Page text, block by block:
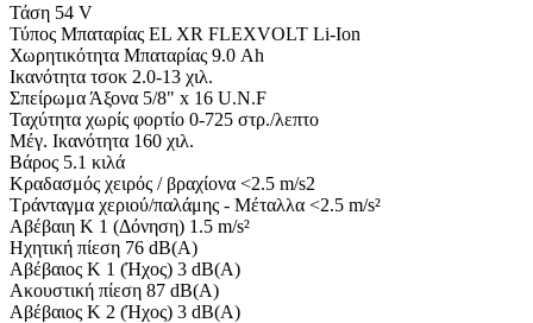
Τάση 54 V
Τύπος Μπαταρίας EL XR FLEXVOLT Li-Ion
Χωρητικότητα Μπαταρίας 9.0 Ah
Ικανότητα τσοκ 2.0-13 χιλ.
Σπείρωμα Άξονα 5/8" x 16 U.N.F
Ταχύτητα χωρίς φορτίο 0-725 στρ./λεπτο
Μέγ. Ικανότητα 160 χιλ.
Βάρος 5.1 κιλά
Κραδασμός χειρός / βραχίονα <2.5 m/s2
Tράνταγμα χεριού/παλάμης - Μέταλλα <2.5 m/s²
Αβέβαιη K 1 (Δόνηση) 1.5 m/s²
Ηχητική πίεση 76 dB(A)
Αβέβαιος K 1 (Ήχος) 3 dB(A)
Ακουστική πίεση 87 dB(A)
Αβέβαιος K 2 (Ήχος) 3 dB(A)